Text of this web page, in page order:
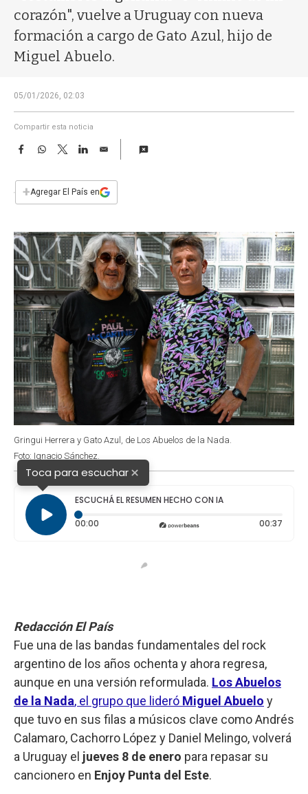
corazón", vuelve a Uruguay con nueva
formación a cargo de Gato Azul, hijo de
Miguel Abuelo.
05/01/2026, 02:03
Compartir esta noticia
F
e
b
k
W
s
p
T
w
t
L
n
E
i
l
+Agregar El País en
Gringui Herrera y Gato Azul, de Los Abuelos de la Nada.
Foto: Ignacio Sánchez.
Toca para escuchar×
ESCUCHÁ EL RESUMEN HECHO CON IA
00:00 Tiempo transcurrido: 0 segundos 00:37
Redacción El País
Fue una de las bandas fundamentales del rock
argentino de los años ochenta y ahora regresa,
aunque en una versión reformulada. Los Abuelos
de la Nada, el grupo que lideró Miguel Abuelo y
que tuvo en sus filas a músicos clave como Andrés
Calamaro, Cachorro López y Daniel Melingo, volverá
a Uruguay el jueves 8 de enero para repasar su
cancionero en Enjoy Punta del Este.